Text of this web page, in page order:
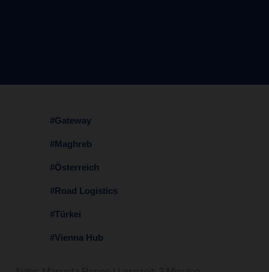
#Gateway
#Maghreb
#Österreich
#Road Logistics
#Türkei
#Vienna Hub